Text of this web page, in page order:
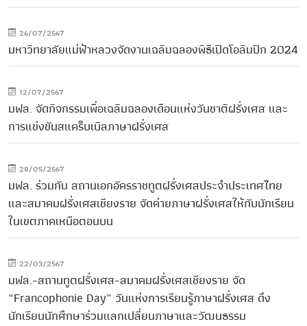
26/07/2567
มหาวิทยาลัยแม่ฟ้าหลวงจัดงานเฉลิมฉลองพิธีเปิดโอลิมปิก 2024
12/07/2567
มฟล. จัดกิจกรรมเพื่อเฉลิมฉลองเดือนแห่งวันชาติฝรั่งเศส และ
การแข่งขันสแคร็บเบิลภาษาฝรั่งเศส
28/05/2567
มฟล. ร่วมกับ สถานเอกอัครราชทูตฝรั่งเศสประจำประเทศไทย
และสมาคมฝรั่งเศสเชียงราย จัดค่ายภาษาฝรั่งเศสให้กับนักเรียน
ในเขตภาคเหนือตอนบน
22/03/2567
มฟล.-สถานทูตฝรั่งเศส-สมาคมฝรั่งเศสเชียงราย จัด
“Francophonie Day” วันแห่งการเรียนรู้ภาษาฝรั่งเศส ดึง
นักเรียนนักศึกษาร่วมแลกเปลี่ยนภาษาและวัฒนธรรม